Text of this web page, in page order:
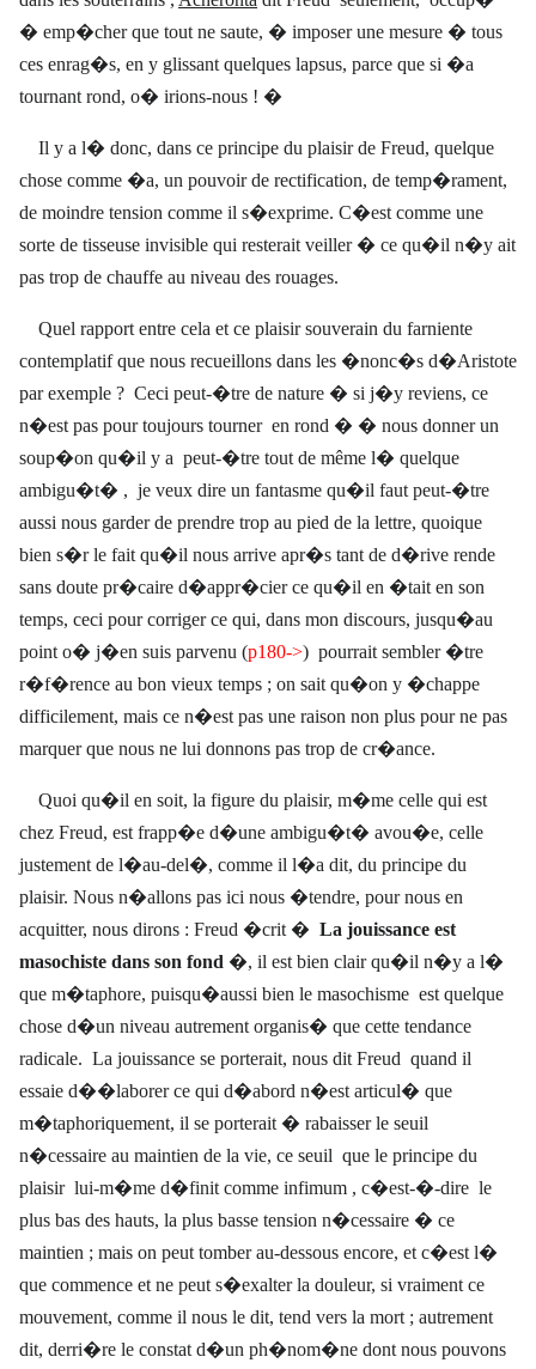
� emp�cher que tout ne saute, � imposer une mesure � tous
ces enrag�s, en y glissant quelques lapsus, parce que si �a
tournant rond, o� irions-nous ! �
Il y a l� donc, dans ce principe du plaisir de Freud, quelque
chose comme �a, un pouvoir de rectification, de temp�rament,
de moindre tension comme il s�exprime. C�est comme une
sorte de tisseuse invisible qui resterait veiller � ce qu�il n�y ait
pas trop de chauffe au niveau des rouages.
Quel rapport entre cela et ce plaisir souverain du farniente
contemplatif que nous recueillons dans les �nonc�s d�Aristote
par exemple ? Ceci peut-�tre de nature � si j�y reviens, ce
n�est pas pour toujours tourner en rond � � nous donner un
soup�on qu�il y a peut-�tre tout de même l� quelque
ambigu�t� , je veux dire un fantasme qu�il faut peut-�tre
aussi nous garder de prendre trop au pied de la lettre, quoique
bien s�r le fait qu�il nous arrive apr�s tant de d�rive rende
sans doute pr�caire d�appr�cier ce qu�il en �tait en son
temps, ceci pour corriger ce qui, dans mon discours, jusqu�au
point o� j�en suis parvenu (p180->) pourrait sembler �tre
r�f�rence au bon vieux temps ; on sait qu�on y �chappe
difficilement, mais ce n�est pas une raison non plus pour ne pas
marquer que nous ne lui donnons pas trop de cr�ance.
Quoi qu�il en soit, la figure du plaisir, m�me celle qui est
chez Freud, est frapp�e d�une ambigu�t� avou�e, celle
justement de l�au-del�, comme il l�a dit, du principe du
plaisir. Nous n�allons pas ici nous �tendre, pour nous en
acquitter, nous dirons : Freud �crit � La jouissance est
masochiste dans son fond �, il est bien clair qu�il n�y a l�
que m�taphore, puisqu�aussi bien le masochisme est quelque
chose d�un niveau autrement organis� que cette tendance
radicale. La jouissance se porterait, nous dit Freud quand il
essaie d��laborer ce qui d�abord n�est articul� que
m�taphoriquement, il se porterait � rabaisser le seuil
n�cessaire au maintien de la vie, ce seuil que le principe du
plaisir lui-m�me d�finit comme infimum , c�est-�-dire le
plus bas des hauts, la plus basse tension n�cessaire � ce
maintien ; mais on peut tomber au-dessous encore, et c�est l�
que commence et ne peut s�exalter la douleur, si vraiment ce
mouvement, comme il nous le dit, tend vers la mort ; autrement
dit, derri�re le constat d�un ph�nom�ne dont nous pouvons